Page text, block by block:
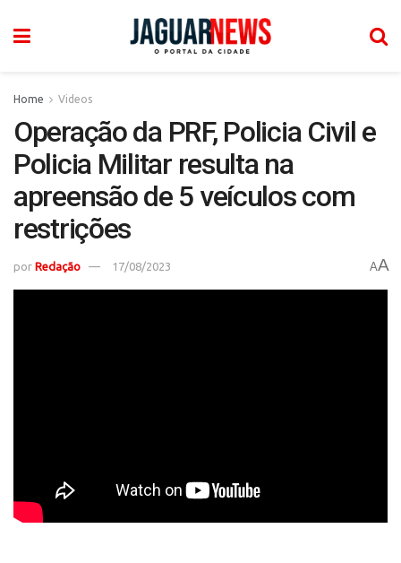
Home Videos
Operação da PRF, Policia Civil e
Policia Militar resulta na
apreensão de 5 veículos com
restrições
por Redação 17/08/2023 AA